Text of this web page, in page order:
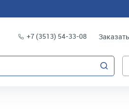
+7 (3513) 54-33-08